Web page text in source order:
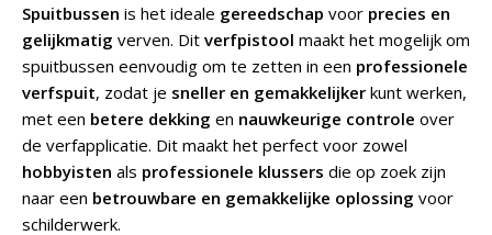
Spuitbussen is het ideale gereedschap voor precies en
gelijkmatig verven. Dit verfpistool maakt het mogelijk om
spuitbussen eenvoudig om te zetten in een professionele
verfspuit, zodat je sneller en gemakkelijker kunt werken,
met een betere dekking en nauwkeurige controle over
de verfapplicatie. Dit maakt het perfect voor zowel
hobbyisten als professionele klussers die op zoek zijn
naar een betrouwbare en gemakkelijke oplossing voor
schilderwerk.